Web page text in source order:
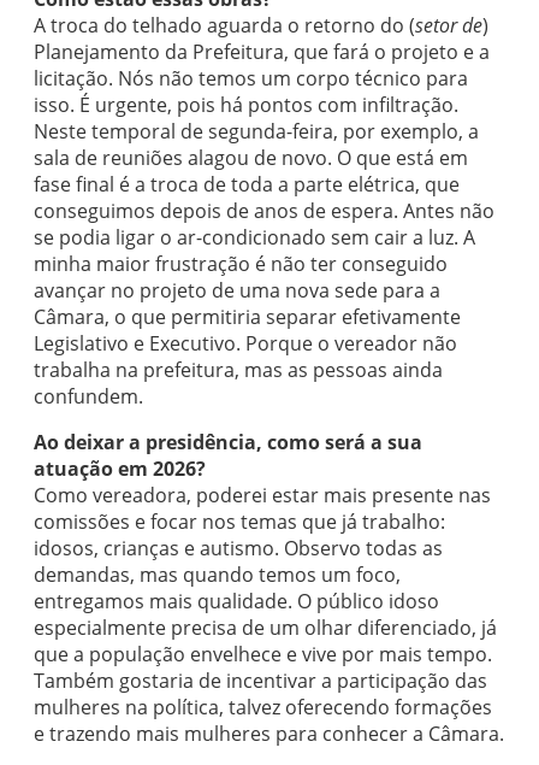
A troca do telhado aguarda o retorno do (setor de)
Planejamento da Prefeitura, que fará o projeto e a
licitação. Nós não temos um corpo técnico para
isso. É urgente, pois há pontos com infiltração.
Neste temporal de segunda-feira, por exemplo, a
sala de reuniões alagou de novo. O que está em
fase final é a troca de toda a parte elétrica, que
conseguimos depois de anos de espera. Antes não
se podia ligar o ar-condicionado sem cair a luz. A
minha maior frustração é não ter conseguido
avançar no projeto de uma nova sede para a
Câmara, o que permitiria separar efetivamente
Legislativo e Executivo. Porque o vereador não
trabalha na prefeitura, mas as pessoas ainda
confundem.
Ao deixar a presidência, como será a sua
atuação em 2026?
Como vereadora, poderei estar mais presente nas
comissões e focar nos temas que já trabalho:
idosos, crianças e autismo. Observo todas as
demandas, mas quando temos um foco,
entregamos mais qualidade. O público idoso
especialmente precisa de um olhar diferenciado, já
que a população envelhece e vive por mais tempo.
Também gostaria de incentivar a participação das
mulheres na política, talvez oferecendo formações
e trazendo mais mulheres para conhecer a Câmara.